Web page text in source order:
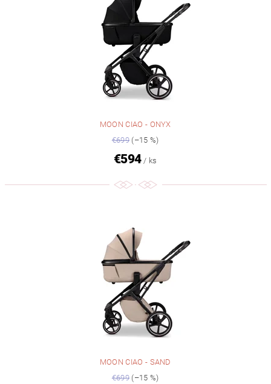
MOON CIAO - ONYX
€699 (–15 %)
€594 / ks
MOON CIAO - SAND
€699 (–15 %)